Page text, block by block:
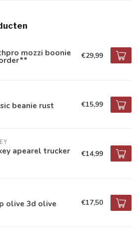
mozzi boonie €29,99
beanie rust €15,99
apearel trucker €14,99
olive 3d olive €17,50